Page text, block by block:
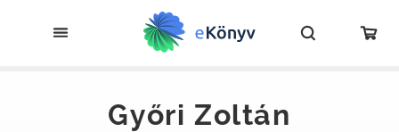
Győri Zoltán